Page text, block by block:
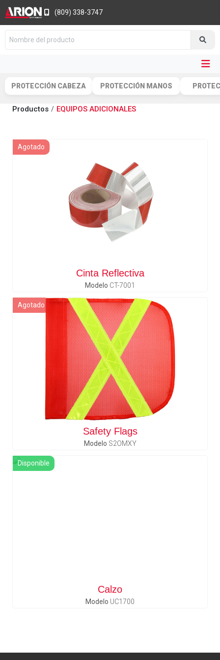
(809) 338-3747
PROTECCIÓN CABEZA PROTECCIÓN MANOS
Productos EQUIPOS ADICIONALES
Agotado
Cinta Reflectiva
Modelo CT-7001
Agotado
Safety Flags
Modelo S2OMXY
Disponible
Calzo
Modelo UC1700